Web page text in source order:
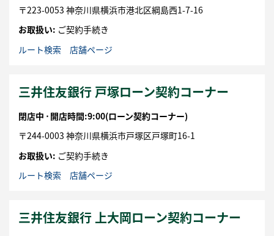
〒223-0053 神奈川県横浜市港北区綱島西1-7-16
お取扱い: ご契約手続き
ルート検索
店舗ページ
三井住友銀行 戸塚ローン契約コーナー
閉店中 ⋅ 開店時間:9:00(ローン契約コーナー)
〒244-0003 神奈川県横浜市戸塚区戸塚町16-1
お取扱い: ご契約手続き
ルート検索
店舗ページ
三井住友銀行 上大岡ローン契約コーナー